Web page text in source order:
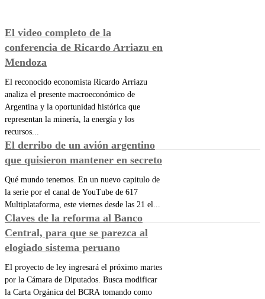
El video completo de la
conferencia de Ricardo Arriazu en
Mendoza
El reconocido economista Ricardo Arriazu
analiza el presente macroeconómico de
Argentina y la oportunidad histórica que
representan la minería, la energía y los
recursos...
El derribo de un avión argentino
que quisieron mantener en secreto
Qué mundo tenemos. En un nuevo capitulo de
la serie por el canal de YouTube de 617
Multiplataforma, este viernes desde las 21 el...
Claves de la reforma al Banco
Central, para que se parezca al
elogiado sistema peruano
El proyecto de ley ingresará el próximo martes
por la Cámara de Diputados. Busca modificar
la Carta Orgánica del BCRA tomando como